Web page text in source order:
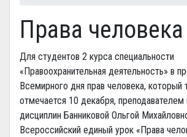
Права человека
Для студентов 2 курса специальности
«Правоохранительная деятельность» в
Всемирного дня прав человека, который
отмечается 10 декабря,
дисциплин Банниковой Ольгой
Всероссийский единый урок «Права